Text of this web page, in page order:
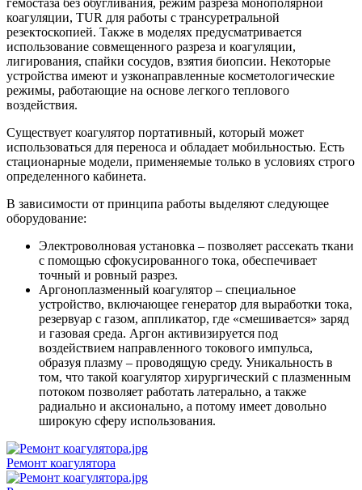
гемостаза без обугливания, режим разреза монополярной
коагуляции, TUR для работы с трансуретральной
резектоскопией. Также в моделях предусматривается
использование совмещенного разреза и коагуляции,
лигирования, спайки сосудов, взятия биопсии. Некоторые
устройства имеют и узконаправленные косметологические
режимы, работающие на основе легкого теплового
воздействия.
Существует коагулятор портативный, который может
использоваться для переноса и обладает мобильностью. Есть
стационарные модели, применяемые только в условиях строго
определенного кабинета.
В зависимости от принципа работы выделяют следующее
оборудование:
Электроволновая установка – позволяет рассекать ткани
с помощью сфокусированного тока, обеспечивает
точный и ровный разрез.
Аргоноплазменный коагулятор – специальное
устройство, включающее генератор для выработки тока,
резервуар с газом, аппликатор, где «смешивается» заряд
и газовая среда. Аргон активизируется под
воздействием направленного токового импульса,
образуя плазму – проводящую среду. Уникальность в
том, что такой коагулятор хирургический с плазменным
потоком позволяет работать латерально, а также
радиально и аксионально, а потому имеет довольно
широкую сферу использования.
Ремонт коагулятора